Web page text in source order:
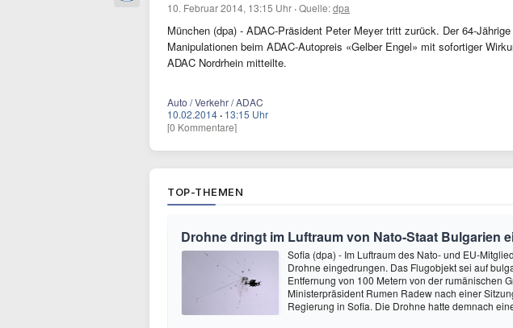
10. Februar 2014, 13:15 Uhr ·Quelle:dpa
München (dpa) - ADAC-Präsident Peter Meyer tritt zurück. Der 64-
Manipulationen beim ADAC-Autopreis «Gelber Engel» mit sofortiger
ADAC Nordrhein mitteilte.
Auto / Verkehr / ADAC
10.02.2014 · 13:15 Uhr
[0 Kommentare]
TOP-THEMEN
Drohne dringt im Luftraum von Nato-Staat Bulgarien
Sofia (dpa) - Im Luftraum des Nato- und EU-
Drohne eingedrungen. Das Flugobjekt sei auf
Entfernung von 100 Metern von der rumänischen
Ministerpräsident Rumen Radew nach einer
Regierung in Sofia. Die Drohne hatte demnach